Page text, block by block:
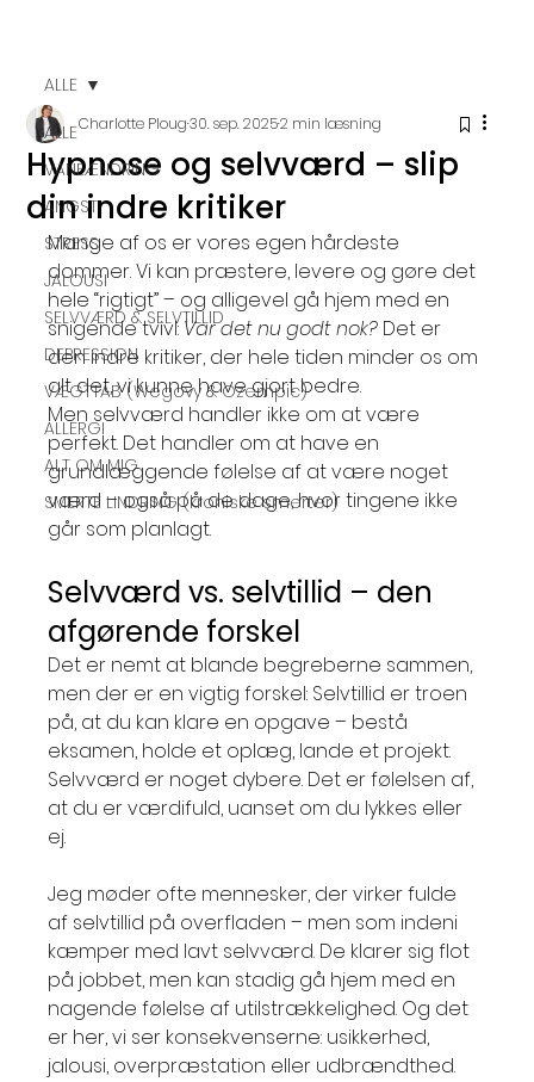
ALLE
VANEÆNDRING
ANGST
STRESS
JALOUSI
SELVVÆRD & SELVTILLID
DEPRESSION
VÆGTTAB (Wegovy & Ozempic)
ALLERGI
ALT OM MIG
SMERTE LINDRING (kroniske smerter)
ALLE
Hypnose og selvværd – slip
din indre kritiker
Charlotte Ploug30. sep. 20252 min læsning
Mange af os er vores egen hårdeste
dommer. Vi kan præstere, levere og gøre det
hele “rigtigt” – og alligevel gå hjem med en
snigende tvivl: Var det nu godt nok? Det er
den indre kritiker, der hele tiden minder os om
alt det, vi kunne have gjort bedre.
Men selvværd handler ikke om at være
perfekt. Det handler om at have en
grundlæggende følelse af at være noget
værd – også på de dage, hvor tingene ikke
går som planlagt.
Selvværd vs. selvtillid – den
afgørende forskel
Det er nemt at blande begreberne sammen,
men der er en vigtig forskel: Selvtillid er troen
på, at du kan klare en opgave – bestå
eksamen, holde et oplæg, lande et projekt.
Selvværd er noget dybere. Det er følelsen af,
at du er værdifuld, uanset om du lykkes eller
ej.
Jeg møder ofte mennesker, der virker fulde
af selvtillid på overfladen – men som indeni
kæmper med lavt selvværd. De klarer sig flot
på jobbet, men kan stadig gå hjem med en
nagende følelse af utilstrækkelighed. Og det
er her, vi ser konsekvenserne: usikkerhed,
jalousi, overpræstation eller udbrændthed.